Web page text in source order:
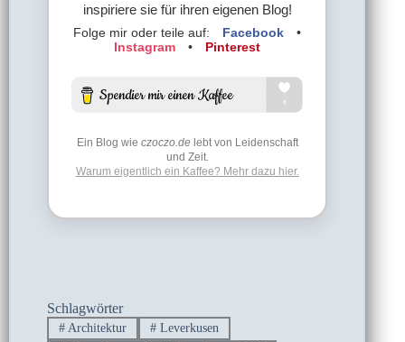
inspiriere sie für ihren eigenen Blog!
Folge mir oder teile auf: Facebook
•
Instagram
• Pinterest
Ein Blog wie czoczo.delebt von Leidenschaft
und Zeit.
Warum eigentlich ein Kaffee? Mehr dazu hier.
Schlagwörter
#Architektur #Leverkusen